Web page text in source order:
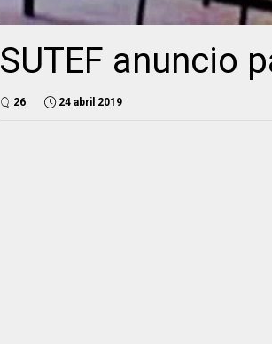
SUTEF anuncio
26 24 abril 2019